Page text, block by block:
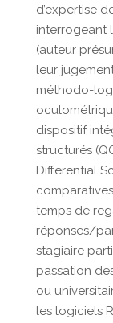
d’expertise
interrogeant
(auteur
leur
méthodo-
dispositif
structurés
Differential
temps de
réponses/
stagiaire
passation
ou
les logiciels